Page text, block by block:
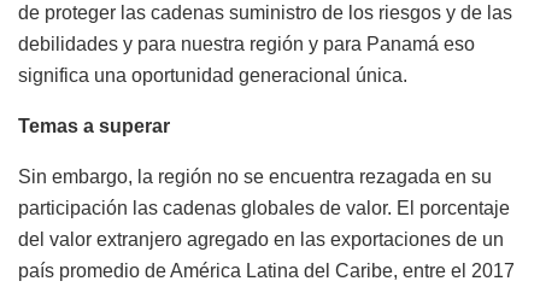
de proteger las cadenas suministro de los riesgos y de las
debilidades y para nuestra región y para Panamá eso
significa una oportunidad generacional única.
Temas a superar
Sin embargo, la región no se encuentra rezagada en su
participación las cadenas globales de valor. El porcentaje
del valor extranjero agregado en las exportaciones de un
país promedio de América Latina del Caribe, entre el 2017